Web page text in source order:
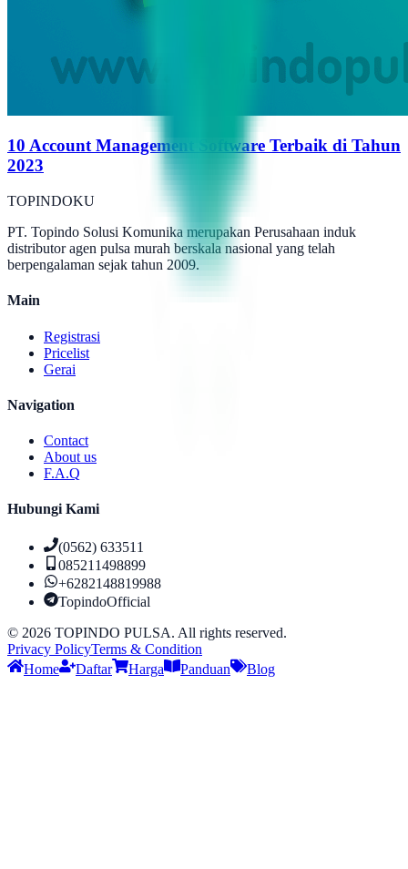
10 Account Management Software Terbaik di Tahun
2023
TOPINDOKU
PT. Topindo Solusi Komunika merupakan Perusahaan induk
distributor agen pulsa murah berskala nasional yang telah
berpengalaman sejak tahun 2009.
Main
Registrasi
Pricelist
Gerai
Navigation
Contact
About us
F.A.Q
Hubungi Kami
(0562) 633511
085211498899
+6282148819988
TopindoOfficial
© 2026 TOPINDO PULSA. All rights reserved.
Privacy PolicyTerms & Condition
Home
Daftar Harga Panduan Blog